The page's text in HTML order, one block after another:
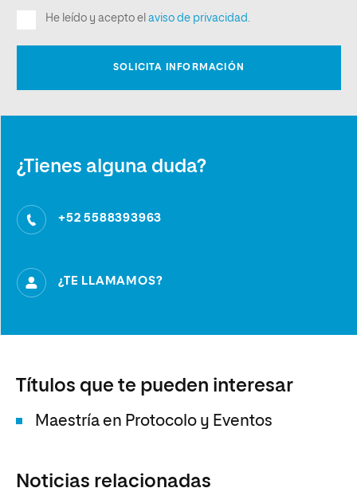
¿Tienes alguna duda?
+52 5588393963
¿TE LLAMAMOS?
Títulos que te pueden interesar
Maestría en Protocolo y Eventos
Noticias relacionadas